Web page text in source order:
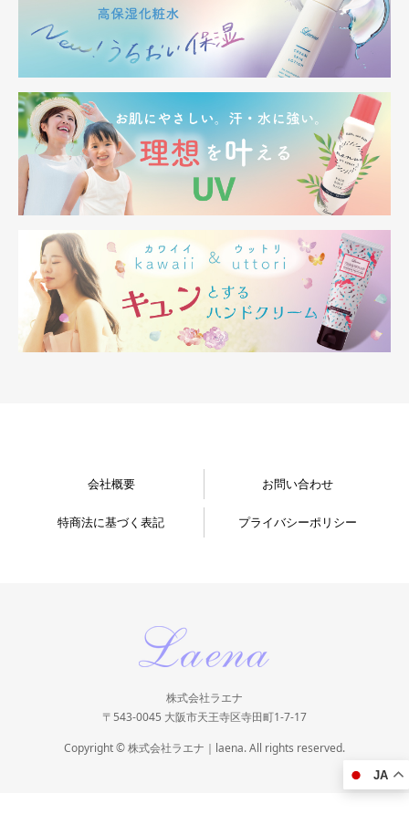
会社概要 お問い合わせ
特商法に基づく表記 プライバシーポリシー
株式会社ラエナ
〒543-0045 大阪市天王寺区寺田町1-7-17
Copyright © 株式会社ラエナ｜laena. All rights reserved.
JA